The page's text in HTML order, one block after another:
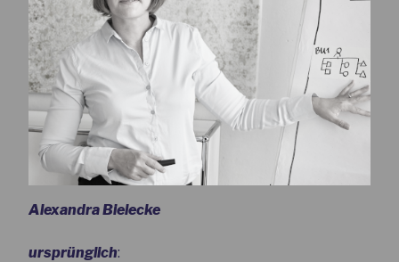
Alexandra Bielecke
ursprünglich: